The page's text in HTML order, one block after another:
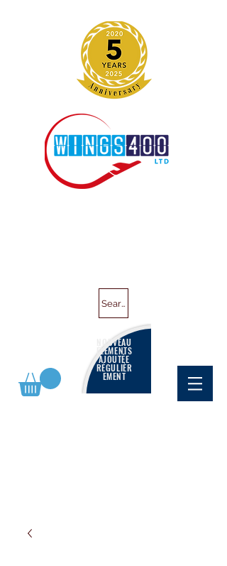
Search
NOUVEAU
ÉLÉMENTS
AJOUTÉE
RÉGULIÈR
EMENT